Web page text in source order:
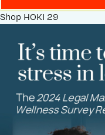
Shop HOKI 29